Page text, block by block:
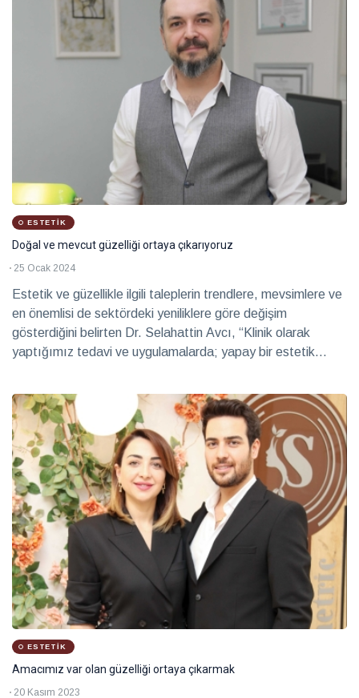
ESTETIK
Doğal ve mevcut güzelliği ortaya çıkarıyoruz
25 Ocak 2024
Estetik ve güzellikle ilgili taleplerin trendlere, mevsimlere ve
en önemlisi de sektördeki yeniliklere göre değişim
gösterdiğini belirten Dr. Selahattin Avcı, “Klinik olarak
yaptığımız tedavi ve uygulamalarda; yapay bir estetik
ESTETIK
Amacımız var olan güzelliği ortaya çıkarmak
20 Kasım 2023